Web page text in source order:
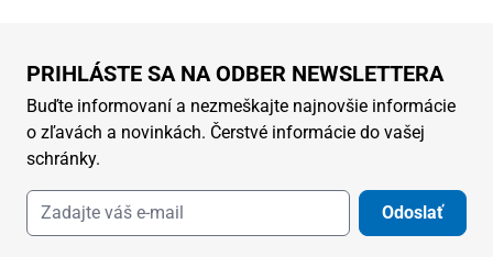
PRIHLÁSTE SA NA ODBER NEWSLETTERA
Buďte informovaní a nezmeškajte najnovšie informácie
o zľavách a novinkách. Čerstvé informácie do vašej
schránky.
Odoslať